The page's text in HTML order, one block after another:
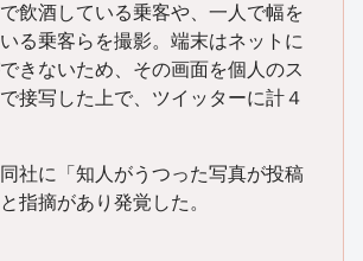
飲酒している乗客や、一人で幅を
る乗客らを撮影。端末はネットに
きないため、その画面を個人のス
接写した上で、ツイッターに計４
社に「知人がうつった写真が投稿
指摘があり発覚した。